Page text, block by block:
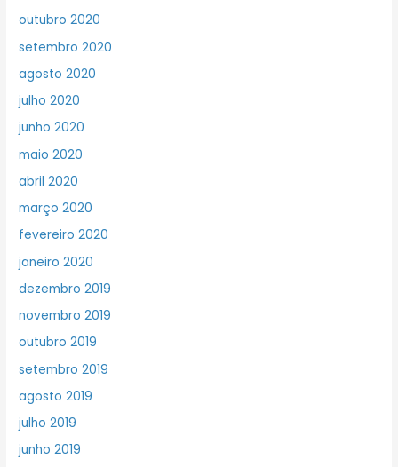
outubro 2020
setembro 2020
agosto 2020
julho 2020
junho 2020
maio 2020
abril 2020
março 2020
fevereiro 2020
janeiro 2020
dezembro 2019
novembro 2019
outubro 2019
setembro 2019
agosto 2019
julho 2019
junho 2019